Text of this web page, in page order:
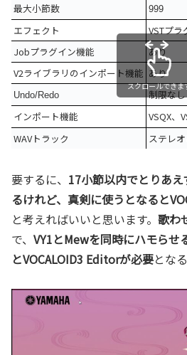
最大小節数 999
エフェクト VSTプラ
Jobプラグイン機能
あり
V2ライブラリのインポート機能 あり
Undo/Redo 制限なし
インポート機能
VSQX、
WAVトラック ステレ
スクロールできま
要するに、 17小節以内でとりあ
るけれど、真剣に使うとなると
と考えればいいと思います。 歌わ
で、 VY1とMewを同時にハモらせ
とVOCALOID3 Editorが必要とな